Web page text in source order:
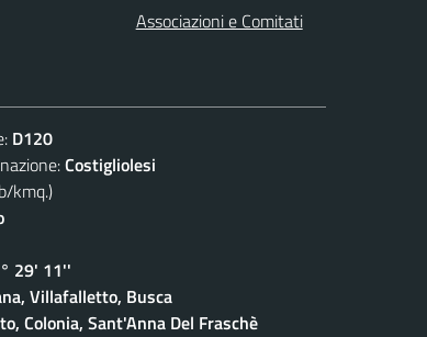
Associazioni e Comitati
D120
Costigliolesi
kmq.)
29' 11''
Villafalletto, Busca
Colonia, Sant'Anna Del Fraschè